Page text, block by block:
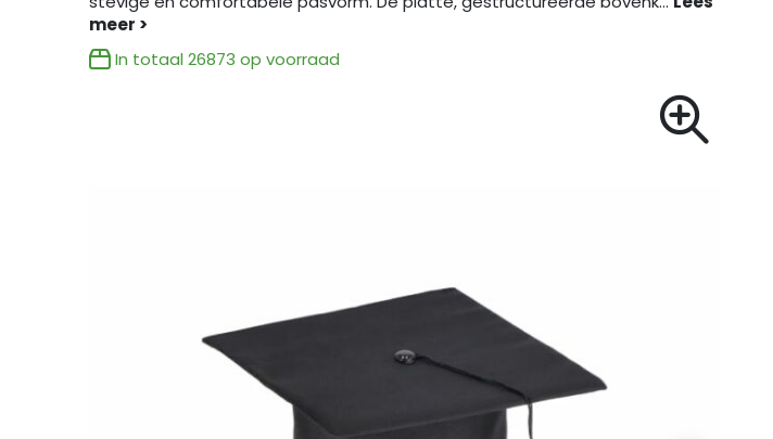
In totaal 26873 op voorraad